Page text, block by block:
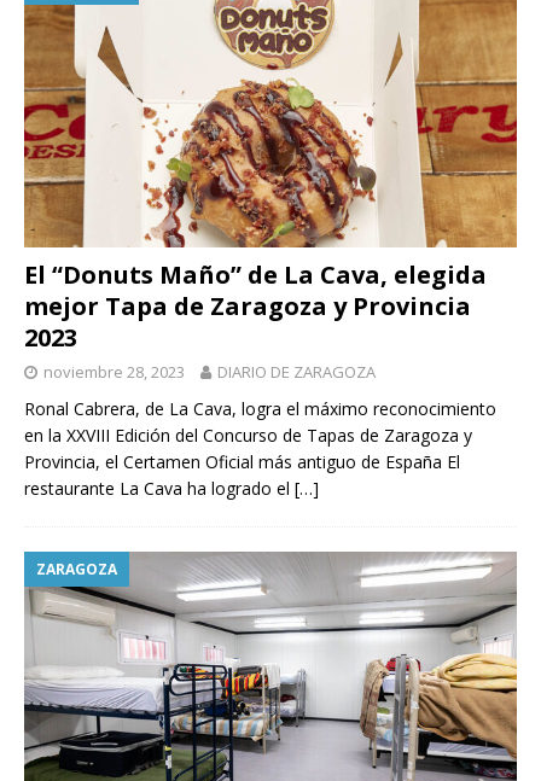
El “Donuts Maño” de La Cava, elegida
mejor Tapa de Zaragoza y Provincia
2023
noviembre 28, 2023 DIARIO DE ZARAGOZA
Ronal Cabrera, de La Cava, logra el máximo reconocimiento
en la XXVIII Edición del Concurso de Tapas de Zaragoza y
Provincia, el Certamen Oficial más antiguo de España El
restaurante La Cava ha logrado el […]
ZARAGOZA